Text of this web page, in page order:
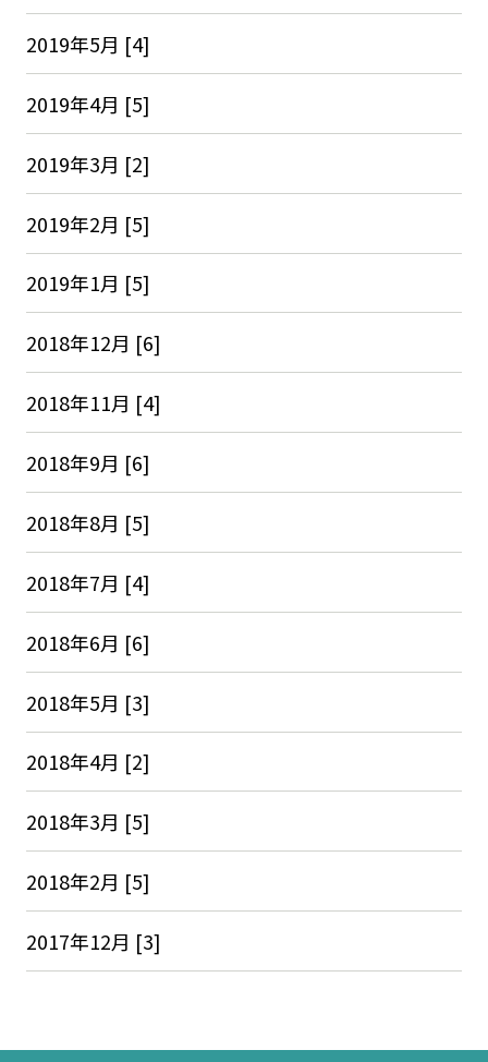
2019年5月 [4]
2019年4月 [5]
2019年3月 [2]
2019年2月 [5]
2019年1月 [5]
2018年12月 [6]
2018年11月 [4]
2018年9月 [6]
2018年8月 [5]
2018年7月 [4]
2018年6月 [6]
2018年5月 [3]
2018年4月 [2]
2018年3月 [5]
2018年2月 [5]
2017年12月 [3]